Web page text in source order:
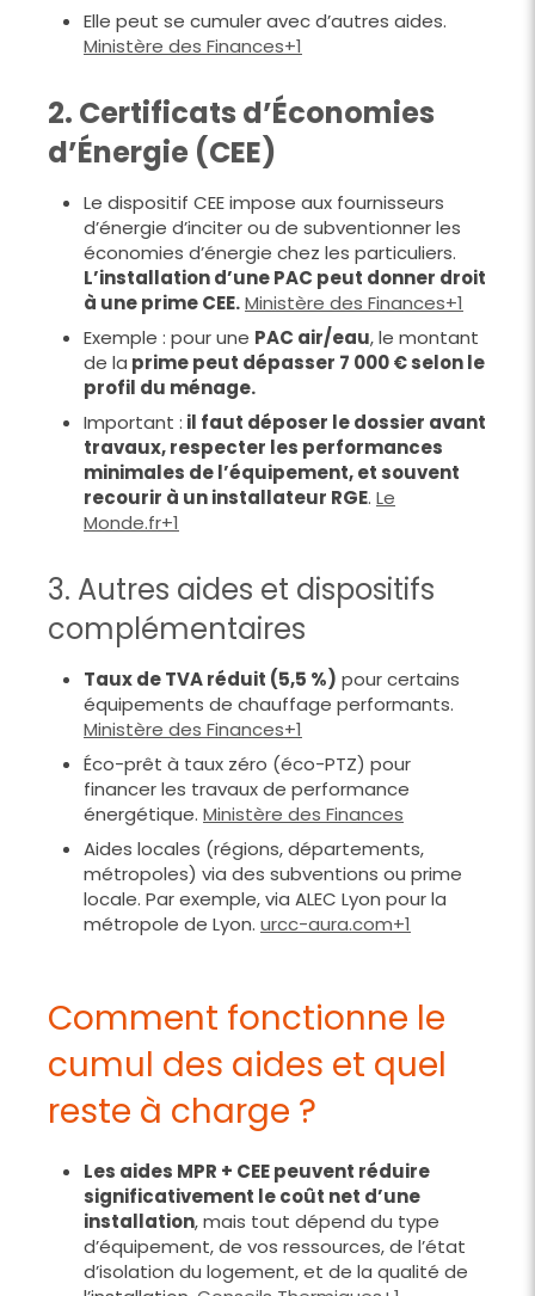
Elle peut se cumuler avec d’autres aides.
Ministère des Finances+1
2. Certificats d’Économies
d’Énergie (CEE)
Le dispositif CEE impose aux fournisseurs
d’énergie d’inciter ou de subventionner les
économies d’énergie chez les particuliers.
L’installation d’une PAC peut donner droit
à une prime CEE.Ministère des Finances+1
Exemple : pour une PAC air/eau, le montant
de la prime peut dépasser 7 000 € selon le
profil du ménage.
Important : il faut déposer le dossier avant
travaux, respecter les performances
minimales de l’équipement, et souvent
recourir à un installateur RGE. Le
Monde.fr+1
3. Autres aides et dispositifs
complémentaires
Taux de TVA réduit (5,5 %) pour certains
équipements de chauffage performants.
Ministère des Finances+1
Éco-prêt à taux zéro (éco-PTZ) pour
financer les travaux de performance
énergétique. Ministère des Finances
Aides locales (régions, départements,
métropoles) via des subventions ou prime
locale. Par exemple, via ALEC Lyon pour la
métropole de Lyon. urcc-aura.com+1
Comment fonctionne le
cumul des aides et quel
reste à charge ?
Les aides MPR + CEE peuvent réduire
significativement le coût net d’une
installation, mais tout dépend du type
d’équipement, de vos ressources, de l’état
d’isolation du logement, et de la qualité de